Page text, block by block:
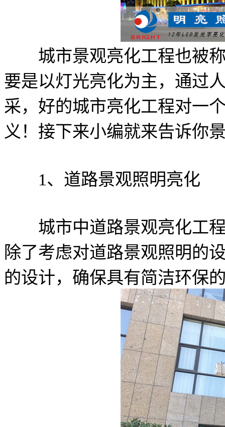
城市景观亮化工程也被称
要是以灯光亮化为主，通过
采，好的城市亮化工程对一
义！接下来小编就来告诉你
1、道路景观照明亮化
城市中道路景观亮化工程
除了考虑对道路景观照明的
的设计，确保具有简洁环保